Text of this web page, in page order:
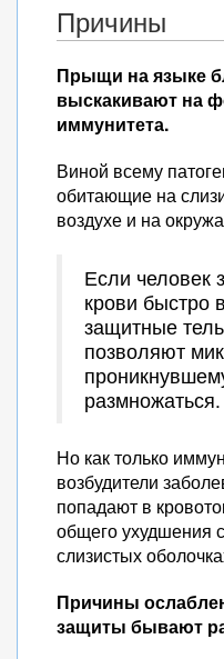
Причины
Прыщи на языке
выскакивают на
иммунитета.
Виной всему
обитающие на
воздухе и на
Если человек
крови быстро
защитные
позволяют
размножаться.
Но как только
возбудители
попадают в
общего ухудшения
слизистых
Причины
защиты бывают